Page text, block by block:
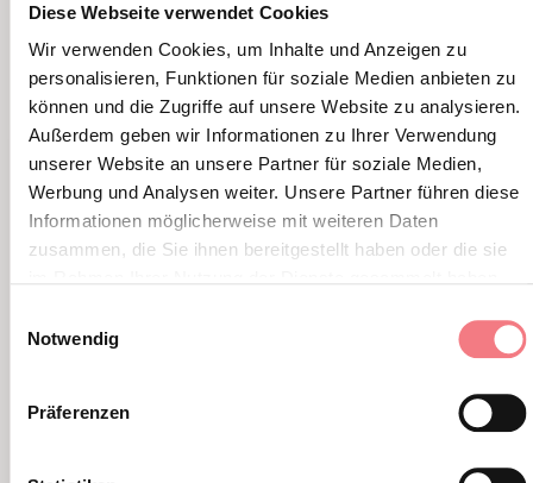
Diese Webseite verwendet Cookies
Wir verwenden Cookies, um Inhalte und Anzeigen zu
personalisieren, Funktionen für soziale Medien anbieten zu
können und die Zugriffe auf unsere Website zu analysieren.
Außerdem geben wir Informationen zu Ihrer Verwendung
unserer Website an unsere Partner für soziale Medien,
Werbung und Analysen weiter. Unsere Partner führen diese
Informationen möglicherweise mit weiteren Daten
zusammen, die Sie ihnen bereitgestellt haben oder die sie
Notwendig
Präferenzen
ALTRI EVENTI